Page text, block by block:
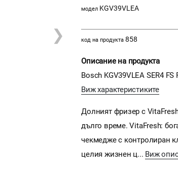
❯
модел KGV39VLEA
код на продукта 858
Описание на продукта
Bosch KGV39VLEA SER4
Виж характеристиките
Долният фризер с
дълго време. VitaFresh:
чекмедже с контролиран
целия жизнен ц... Виж